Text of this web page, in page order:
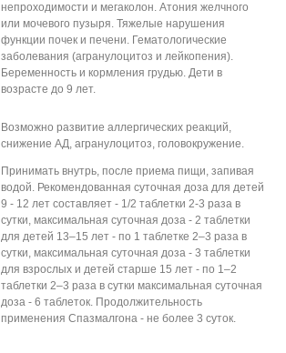
непроходимости и мегаколон. Атония желчного
или мочевого пузыря. Тяжелые нарушения
функции почек и печени. Гематологические
заболевания (агранулоцитоз и лейкопения).
Беременность и кормления грудью. Дети в
возрасте до 9 лет.
Возможно развитие аллергических реакций,
снижение АД, агранулоцитоз, головокружение.
Принимать внутрь, после приема пищи, запивая
водой. Рекомендованная суточная доза для детей
9 - 12 лет составляет - 1/2 таблетки 2-3 раза в
сутки, максимальная суточная доза - 2 таблетки
для детей 13–15 лет - по 1 таблетке 2–3 раза в
сутки, максимальная суточная доза - 3 таблетки
для взрослых и детей старше 15 лет - по 1–2
таблетки 2–3 раза в сутки максимальная суточная
доза - 6 таблеток. Продолжительность
применения Спазмалгона - не более 3 суток.